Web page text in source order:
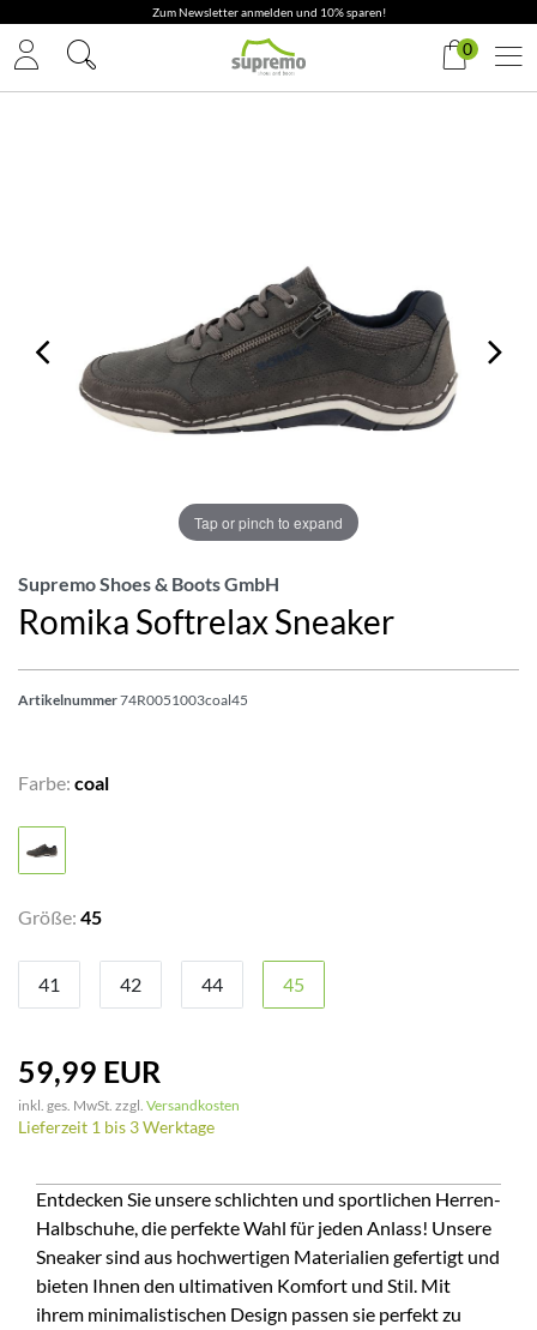
✓ Gratis Versand & Rückversand
0
Tap or pinch to expand
Supremo Shoes & Boots GmbH
Romika Softrelax Sneaker
Artikelnummer74R0051003coal45
Farbe: coal
Größe: 45
41 42 44 45
59,99 EUR
inkl. ges. MwSt. zzgl. Versandkosten
Lieferzeit 1 bis 3 Werktage
Entdecken Sie unsere schlichten und sportlichen Herren-
Halbschuhe, die perfekte Wahl für jeden Anlass! Unsere
Sneaker sind aus hochwertigen Materialien gefertigt und
bieten Ihnen den ultimativen Komfort und Stil. Mit
ihrem minimalistischen Design passen sie perfekt zu